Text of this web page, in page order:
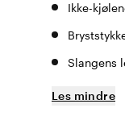
Ikke-
Slangens
Les mindre